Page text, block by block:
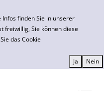
finden Sie in unserer
freiwillig, Sie können diese
das Cookie